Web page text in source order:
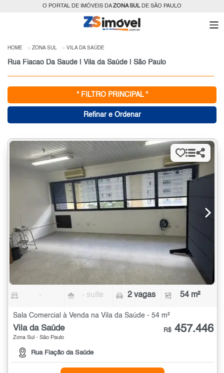
O PORTAL DE IMÓVEIS DAZONA SULDE SÃO PAULO
HOME ZONA SUL VILA DA SAÚDE
Rua Fiacao Da Saude | Vila da Saúde | São Paulo
* FILTRO PRINCIPAL *
Refinar e Ordenar
- - suíte 2 vagas 54 m²
Sala Comercial à Venda na Vila da Saúde - 54 m²
Vila da Saúde
Zona Sul - São Paulo
Rua Fiação da Saúde
R$ 457.446